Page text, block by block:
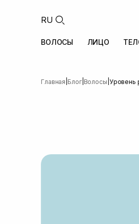
RU
ВОЛОСЫ ЛИЦО
Главная Блог| Волосы Уровень